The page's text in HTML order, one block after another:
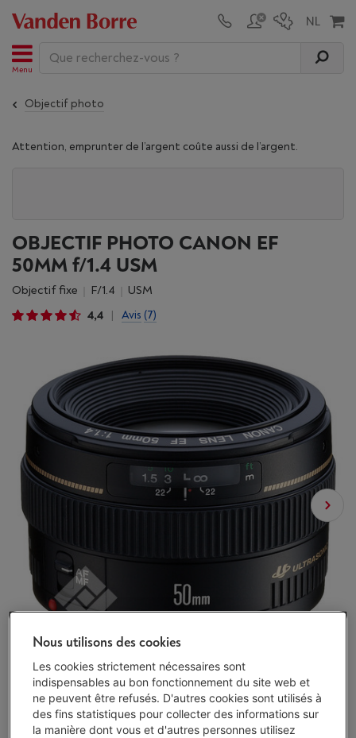
Menu
Objectif photo
Attention, emprunter de l’argent coûte aussi de l’argent.
OBJECTIF PHOTO CANON EF
50MM f/1.4 USM
Objectif fixe f/1.4
USM
4,4
Avis (7)
Nous utilisons des cookies
Les cookies strictement nécessaires sont
indispensables au bon fonctionnement du site web et
ne peuvent être refusés. D'autres cookies sont utilisés à
des fins statistiques pour collecter des informations sur
la manière dont vous et d'autres personnes utilisez